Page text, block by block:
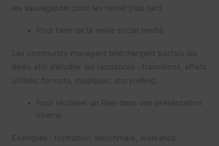
les sauvegarder pour les revoir plus tard.
Pour faire de la veille social media
Les community managers téléchargent parfois les
Reels afin d’étudier les tendances : transitions, effets
utilisés, formats, musiques, storytelling…
Pour réutiliser un Reel dans une présentation
interne
Exemples : formation, benchmark, workshop